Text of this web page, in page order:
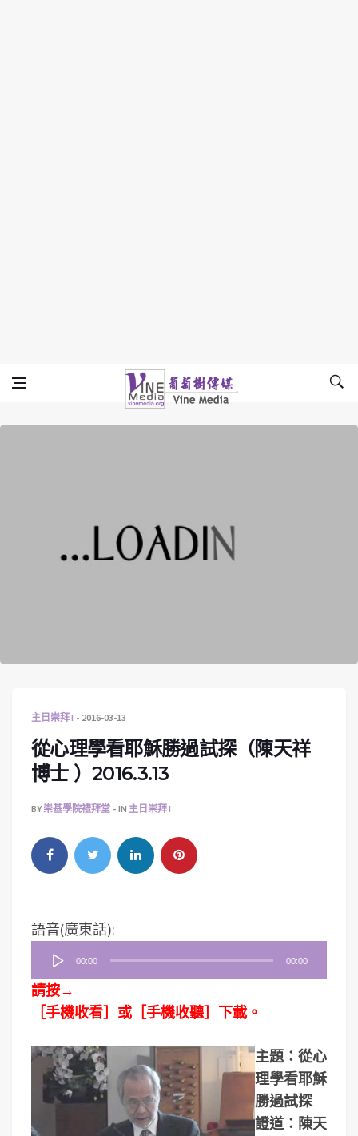
Vine Media
葡萄樹傳媒
主日崇拜 I 2016-03-13
從心理學看耶穌勝過試探（陳天祥
博士 ）2016.3.13
BY崇基學院禮拜堂 IN 主日崇拜 I
語音(廣東話):
器
00:00 00:00
請按→
［手機收看］或［手機收聽］下載。
主題：從心
理學看耶穌
勝過試探
證道：陳天